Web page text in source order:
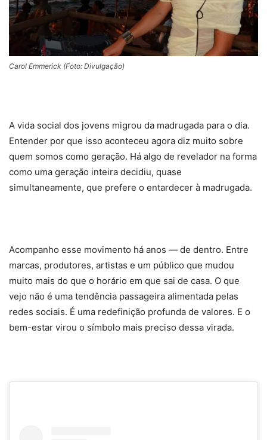
Carol Emmerick (Foto: Divulgação)
A vida social dos jovens migrou da madrugada para o dia.
Entender por que isso aconteceu agora diz muito sobre
quem somos como geração. Há algo de revelador na forma
como uma geração inteira decidiu, quase
simultaneamente, que prefere o entardecer à madrugada.
Acompanho esse movimento há anos — de dentro. Entre
marcas, produtores, artistas e um público que mudou
muito mais do que o horário em que sai de casa. O que
vejo não é uma tendência passageira alimentada pelas
redes sociais. É uma redefinição profunda de valores. E o
bem-estar virou o símbolo mais preciso dessa virada.